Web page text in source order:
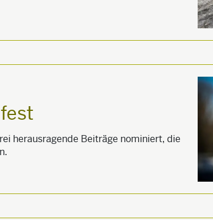
herausragende Beiträge nominiert, die